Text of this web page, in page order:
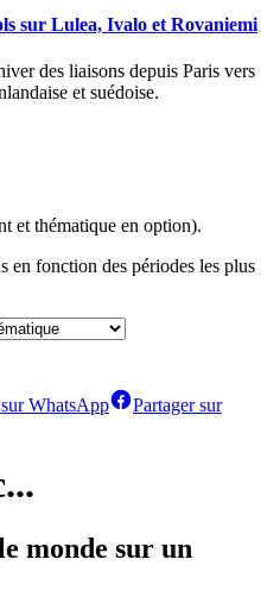
sur Lulea, Ivalo et Rovaniemi
des liaisons depuis Paris vers
et suédoise.
et thématique en option).
en fonction des périodes les plus
WhatsApp
Partager sur
monde sur un